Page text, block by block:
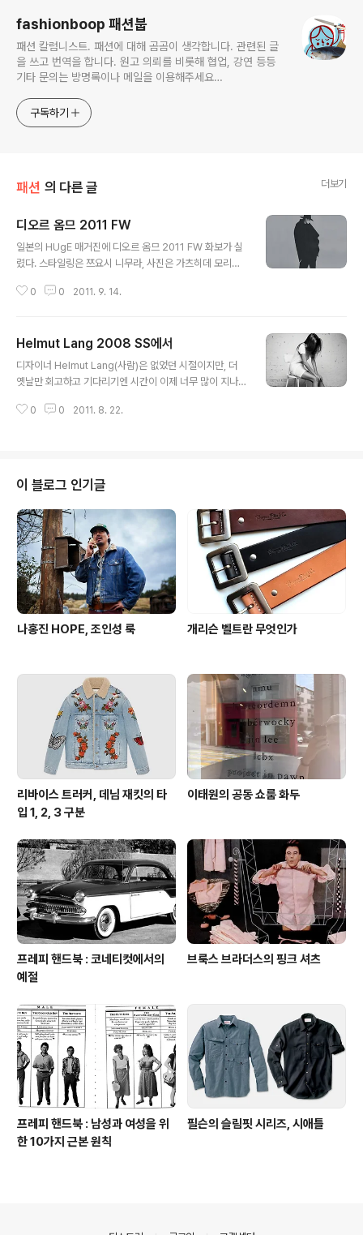
fashionboop 패션붑
패션 칼럼니스트. 패션에 대해 곰곰이 생각합니다. 관련된 글
을 쓰고 번역을 합니다. 원고 의뢰를 비롯해 협업, 강연 등등
기타 문의는 방명록이나 메일을 이용해주세요
구독하기
패션 의 다른 글 더보기
디오르 옴므 2011 FW
일본의 HUgE 매거진에 디오르 옴므 2011 FW 화보가 실
렸다. 스타일링은 쯔요시 니무라, 사진은 가츠히데 모리모
디오르 옴므에 큰 관심이 있는 편은 아닌데 이 사진과 옷은
토의 어느 지점 같은 게 생각난다. 아니면 제 7의 봉인 풍이
라고 해야 하나, 뭐 여튼. 느낌이 묘하고 아득하다. 오래 인
상에 남을 듯 싶다. 위 링크의 나머지 옷들은 그냥 무난하
카로움은 많이 죽인 것 같다.
0 0 2011. 9. 14.
Helmut Lang 2008 SS에서
디자이너 Helmut Lang(사람)은 없었던 시절이지만, 더
옛날만 회고하고 기다리기엔 시간이 이제 너무 많이 지나
t Lang(옷)을 받아들여야 할 때다. 그것도 늦었다.
0 0 2011. 8. 22.
이 블로그 인기글
나홍진 HOPE, 조인성 룩 개리슨 벨트란 무엇인가
리바이스 트러커, 데님 재킷의 타
입 1, 2, 3 구분
이태원의 공동 쇼룸 화두
프레피 핸드북 : 코네티컷에서의
예절
브룩스 브라더스의 핑크 셔츠
프레피 핸드북 : 남성과 여성을 위
한 10가지 근본 원칙
필슨의 슬림핏 시리즈, 시애틀